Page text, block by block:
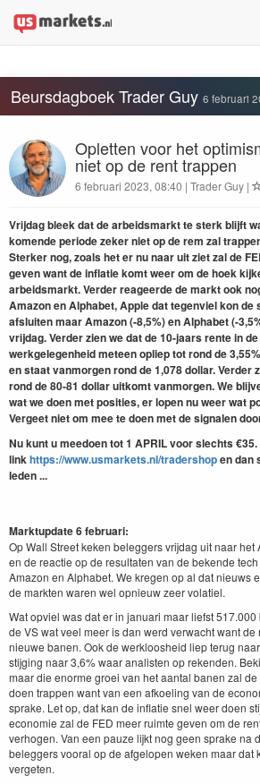
Beursdagboek Trader Guy 6 februari
Opletten voor het
niet op de rent trappen
6 februari 2023, 08:40 | Trader Guy |
Vrijdag bleek dat de arbeidsmarkt te sterk blijft
komende periode zeker niet op de rem zal
Sterker nog, zoals het er nu naar uit ziet zal de
geven want de inflatie komt weer om de hoek
arbeidsmarkt. Verder reageerde de markt ook
Amazon en Alphabet, Apple dat tegenviel kon de
afsluiten maar Amazon (-8,5%) en Alphabet (-
vrijdag. Verder zien we dat de 10-jaars rente in
werkgelegenheid meteen opliep tot rond de
en staat vanmorgen rond de 1,078 dollar. Verder
rond de 80-81 dollar uitkomt vanmorgen. We
wat we doen met posities, er lopen nu weer wat
Vergeet niet om mee te doen met de signalen
Nu kunt u meedoen tot 1 APRIL voor slechts €35.
linkhttps://www.usmarkets.nl/tradershopen dan
leden ...
Marktupdate 6 februari:
Op Wall Street keken beleggers vrijdag uit naar
en de reactie op de resultaten van de bekende
Amazon en Alphabet. We kregen op al dat nieuws
de markten waren wel opnieuw zeer volatiel.
Wat opviel was dat er in januari maar liefst
de VS wat veel meer is dan werd verwacht want
nieuwe banen. Ook de werkloosheid liep terug
stijging naar 3,6% waar analisten op rekenden.
maar die enorme groei van het aantal banen zal
doen trappen want van een afkoeling van de
sprake. Let op, dat kan de inflatie snel weer doen
economie zal de FED meer ruimte geven om de
verhogen. Van een pauze lijkt nog geen sprake na
beleggers vooral op de afgelopen weken maar dat
vergeten.